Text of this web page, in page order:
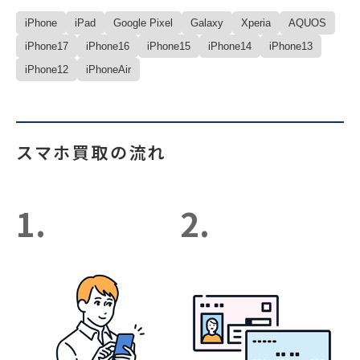
iPhone iPad Google Pixel Galaxy Xperia
AQUOS
iPhone17
iPhone16 iPhone15 iPhone14
iPhone13
iPhone12
iPhoneAir
スマホ買取の流れ
1. 2.